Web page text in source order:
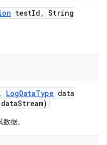
testId , String
, LogDataType data
dataStream)
据。